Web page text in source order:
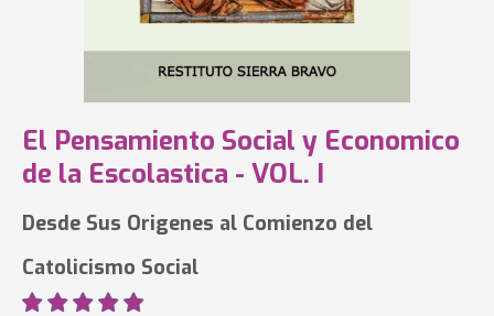
El Pensamiento Social y Economico
de la Escolastica - VOL. I
Desde Sus Origenes al Comienzo del
Catolicismo Social